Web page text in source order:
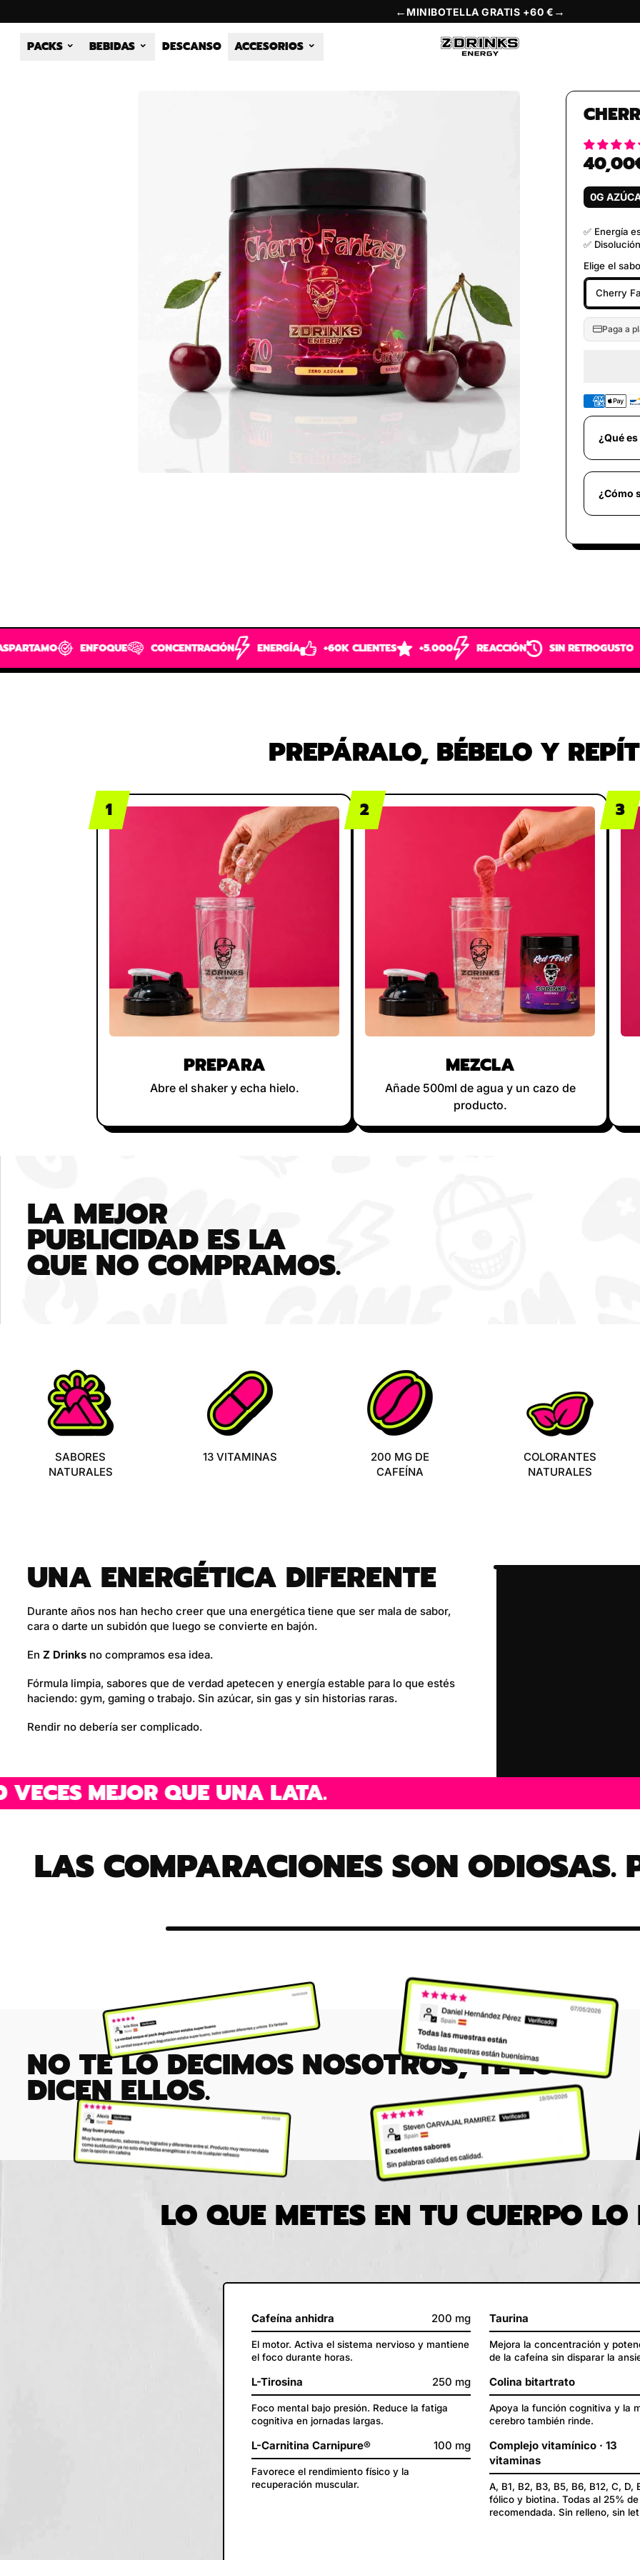
¡
← MINIBOTELLA GRATIS +60 € →
PACKS BEBIDAS DESCANSO ACCESORIOS
Preço
0G
✅ Energía
✅
Elige el
Paga a
¿Qué
¿Cómo
ENFOQUE CONCENTRACIÓN ENERGÍA +60K CLIENTES +5.000 REACCIÓN SIN RETROGUSTO
PREPÁRALO, BÉBELO Y
PREPARA
Abre el shaker y echa hielo.
1
MEZCLA
Añade 500ml de agua y un cazo de
producto.
2 3
LA MEJOR
PUBLICIDAD ES LA
QUE NO COMPRAMOS.
SABORES
NATURALES
13 VITAMINAS
200 MG DE
CAFEÍNA
COLORANTES
NATURALES
UNA ENERGÉTICA DIFERENTE
Durante años nos han hecho creer que una energética tiene que ser mala de sabor,
cara o darte un subidón que luego se convierte en bajón.
En Z Drinksno compramos esa idea.
Fórmula limpia, sabores que de verdad apetecen y energía estable para lo que estés
haciendo: gym, gaming o trabajo. Sin azúcar, sin gas y sin historias raras.
Rendir no debería ser complicado.
MEJOR QUE UNA LATA.
LAS COMPARACIONES SON ODIOSAS.
NO TE LO DECIMOS NOSOTROS, TE LO
DICEN ELLOS.
LO QUE METES EN TU CUERPO LO
Cafeína anhidra 200 mg
El motor. Activa el sistema nervioso y mantiene
el foco durante horas.
Taurina
Mejora la concentración y
de la cafeína sin disparar la
L-Tirosina 250 mg
Foco mental bajo presión. Reduce la fatiga
cognitiva en jornadas largas.
Colina bitartrato
Apoya la función cognitiva y la
cerebro también rinde.
L-Carnitina Carnipure® 100 mg
Favorece el rendimiento físico y la
recuperación muscular.
Complejo vitamínico · 13
vitaminas
A, B1, B2, B3, B5, B6, B12, C, D,
fólico y biotina. Todas al 25%
recomendada. Sin relleno, sin